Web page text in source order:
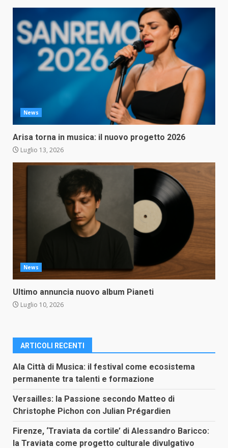
News
Arisa torna in musica: il nuovo progetto 2026
Luglio 13, 2026
News
Ultimo annuncia nuovo album Pianeti
Luglio 10, 2026
ARTICOLI RECENTI
Ala Città di Musica: il festival come ecosistema
permanente tra talenti e formazione
Versailles: la Passione secondo Matteo di
Christophe Pichon con Julian Prégardien
Firenze, ‘Traviata da cortile’ di Alessandro Baricco:
la Traviata come progetto culturale divulgativo